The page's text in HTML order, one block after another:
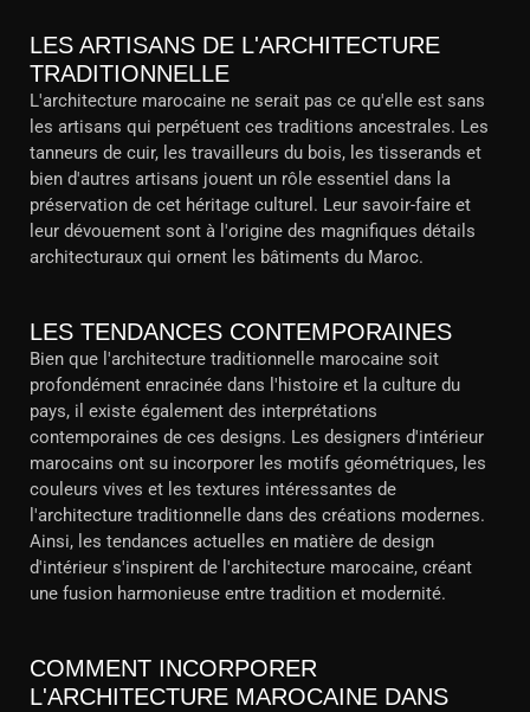
LES ARTISANS DE L'ARCHITECTURE
TRADITIONNELLE
L'architecture marocaine ne serait pas ce qu'elle est sans
les artisans qui perpétuent ces traditions ancestrales. Les
tanneurs de cuir, les travailleurs du bois, les tisserands et
bien d'autres artisans jouent un rôle essentiel dans la
préservation de cet héritage culturel. Leur savoir-faire et
leur dévouement sont à l'origine des magnifiques détails
architecturaux qui ornent les bâtiments du Maroc.
LES TENDANCES CONTEMPORAINES
Bien que l'architecture traditionnelle marocaine soit
profondément enracinée dans l'histoire et la culture du
pays, il existe également des interprétations
contemporaines de ces designs. Les designers d'intérieur
marocains ont su incorporer les motifs géométriques, les
couleurs vives et les textures intéressantes de
l'architecture traditionnelle dans des créations modernes.
Ainsi, les tendances actuelles en matière de design
d'intérieur s'inspirent de l'architecture marocaine, créant
une fusion harmonieuse entre tradition et modernité.
COMMENT INCORPORER
L'ARCHITECTURE MAROCAINE DANS